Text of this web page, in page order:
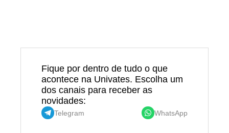
Fique por dentro de tudo o que
acontece na Univates. Escolha um
dos canais para receber as
novidades:
Telegram WhatsApp